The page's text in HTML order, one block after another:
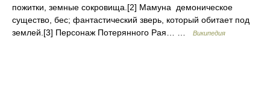
пожитки, земные сокровища.[2] Мамуна демоническое
существо, бес; фантастический зверь, который обитает под
землей.[3] Персонаж Потерянного Рая… …
Википедия